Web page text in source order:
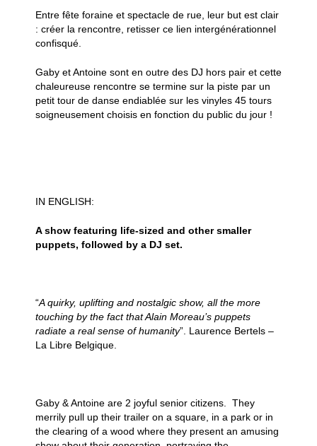
Entre fête foraine et spectacle de rue, leur but est clair
: créer la rencontre, retisser ce lien intergénérationnel
confisqué.
Gaby et Antoine sont en outre des DJ hors pair et cette
chaleureuse rencontre se termine sur la piste par un
petit tour de danse endiablée sur les vinyles 45 tours
soigneusement choisis en fonction du public du jour !
IN ENGLISH:
A show featuring life-sized and other smaller
puppets, followed by a DJ set.
“A quirky, uplifting and nostalgic show, all the more
touching by the fact that Alain Moreau’s puppets
radiate a real sense of humanity”. Laurence Bertels –
La Libre Belgique.
Gaby & Antoine are 2 joyful senior citizens. They
merrily pull up their trailer on a square, in a park or in
the clearing of a wood where they present an amusing